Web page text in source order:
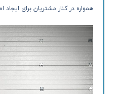
همواره در کنار مشتریان برای